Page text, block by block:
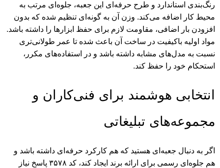
رنگ‌بندی استاندارد و طرح حرفه‌ای این جعبه، جلوه‌ای مرتب به
محیط کار اضافه می‌کند. وزن آن به گونه‌ای تنظیم شده که بدون
افزودن بار اضافی، مقاومت لازم برای حفظ ابزارها را داشته باشد.
مواد اولیه باکیفیت در ساخت آن باعث شده تا عمر طولانی‌تری
نسبت به مدل‌های مشابه داشته باشد و در استفاده‌های مکرر،
استحکام خود را حفظ کند.
انتخابی هوشمند برای فنی‌کاران و
مجموعه‌های تبلیغاتی
اگر به دنبال جعبه‌ای هستید که هم کارکرد حرفه‌ای داشته باشد و
هم جلوه‌ای رسمی برای ارائه برند ایجاد کند، کد ۳۵۷۸ پاسخ نیاز